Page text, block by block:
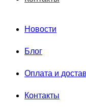
Новости
Блог
Оплата и
Контакты